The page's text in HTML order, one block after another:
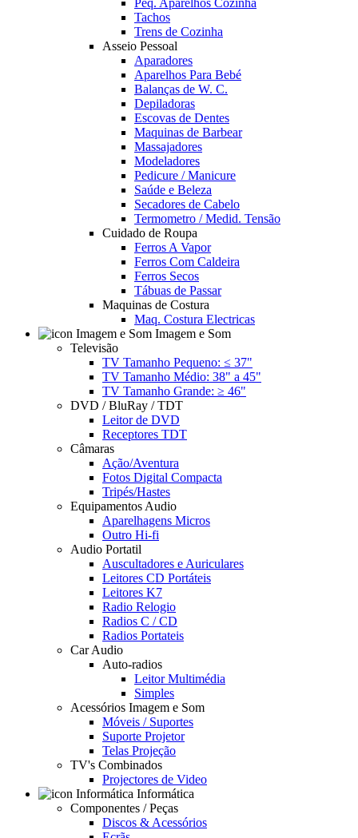
Peq. Aparelhos Cozinha
Tachos
Trens de Cozinha
Asseio Pessoal
Aparadores
Aparelhos Para Bebé
Balanças de W. C.
Depiladoras
Escovas de Dentes
Maquinas de Barbear
Massajadores
Modeladores
Pedicure / Manicure
Saúde e Beleza
Secadores de Cabelo
Termometro / Medid. Tensão
Cuidado de Roupa
Ferros A Vapor
Ferros Com Caldeira
Ferros Secos
Tábuas de Passar
Maquinas de Costura
Maq. Costura Electricas
Imagem e Som
Televisão
TV Tamanho Pequeno: ≤ 37"
TV Tamanho Médio: 38" a 45"
TV Tamanho Grande: ≥ 46"
DVD / BluRay / TDT
Leitor de DVD
Receptores TDT
Câmaras
Ação/Aventura
Fotos Digital Compacta
Tripés/Hastes
Equipamentos Audio
Aparelhagens Micros
Outro Hi-fi
Audio Portatil
Auscultadores e Auriculares
Leitores CD Portáteis
Leitores K7
Radio Relogio
Radios C / CD
Radios Portateis
Car Audio
Auto-radios
Leitor Multimédia
Simples
Acessórios Imagem e Som
Móveis / Suportes
Suporte Projetor
Telas Projeção
TV's Combinados
Projectores de Video
Informática
Componentes / Peças
Discos & Acessórios